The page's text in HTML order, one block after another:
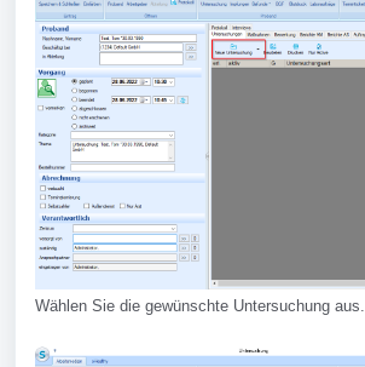
Wählen Sie die gewünschte Untersuchung aus.